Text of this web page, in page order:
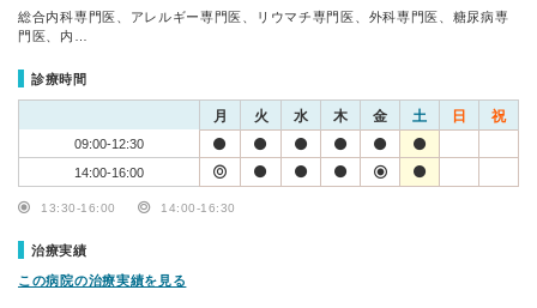
総合内科専門医、アレルギー専門医、リウマチ専門医、外科専門医、糖尿病専
門医、内…
診療時間
月 火 水 木 金 土 日 祝
09:00-12:30
14:00-16:00
13:30-16:00 14:00-16:30
治療実績
この病院の治療実績を見る